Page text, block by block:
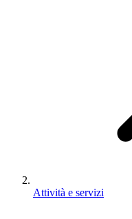
Attività e servizi